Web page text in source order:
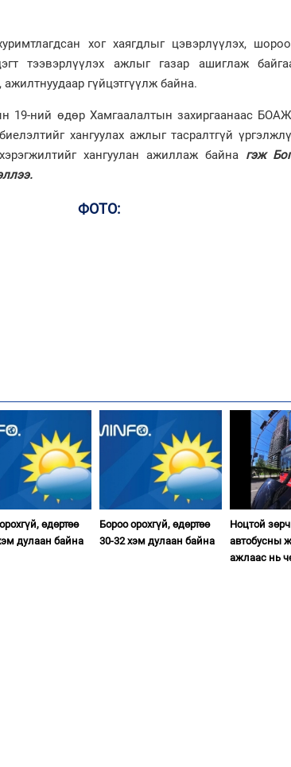
хог хаягдлыг цэвэрлүүлэх,
тээвэрлүүлэх ажлыг газар ашиглаж
гүйцэтгүүлж байна.
19-ний өдөр Хамгаалалтын захиргаанаас
хангуулах ажлыг тасралтгүй
хангуулан ажиллаж байна гэж
ФОТО:
өдөртөө
дулаан байна
Бороо орохгүй, өдөртөө
30-32 хэм дулаан байна
Ноцтой
автобусны
ажлаас нь